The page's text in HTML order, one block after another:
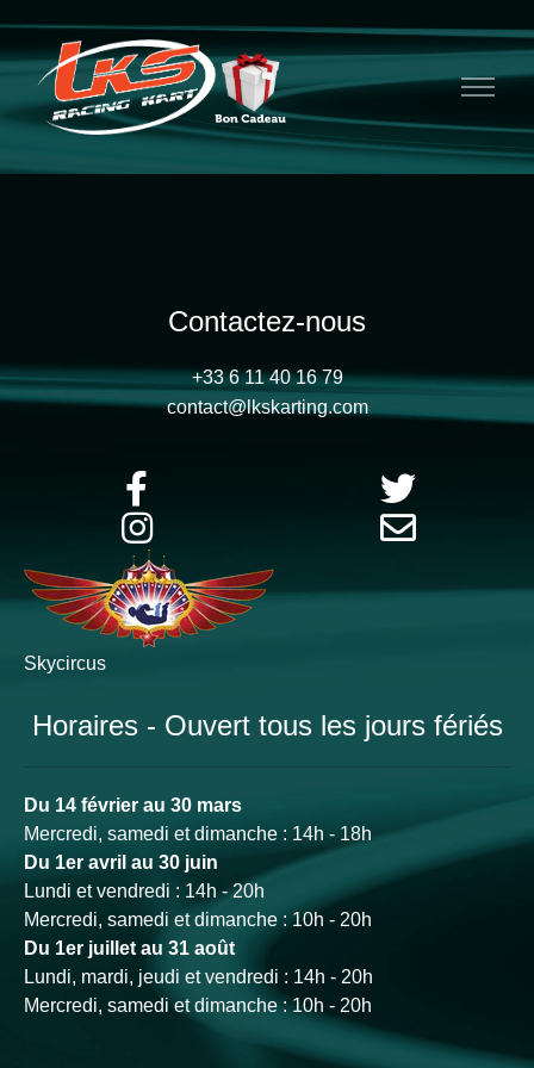
Contactez-nous
+33 6 11 40 16 79
contact@lkskarting.com
Skycircus
Horaires - Ouvert tous les jours fériés
Du 14 février au 30 mars
Mercredi, samedi et dimanche : 14h - 18h
Du 1er avril au 30 juin
Lundi et vendredi : 14h - 20h
Mercredi, samedi et dimanche : 10h - 20h
Du 1er juillet au 31 août
Lundi, mardi, jeudi et vendredi : 14h - 20h
Mercredi, samedi et dimanche : 10h - 20h